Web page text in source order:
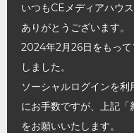
いつもCEメディアハウ
ありがとうございます。
2024年2月26日をもって
しました。
ソーシャルログインを
にお手数ですが、上記
をお願いいたします。